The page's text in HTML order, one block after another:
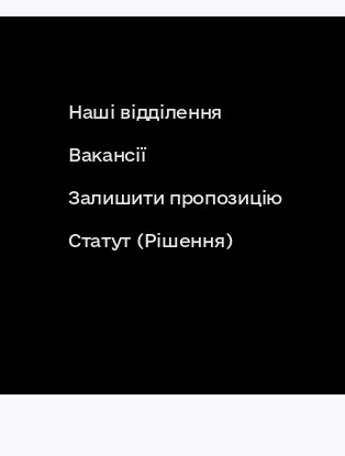
Наші відділення
Вакансії
Залишити пропозицію
Статут (Рішення)